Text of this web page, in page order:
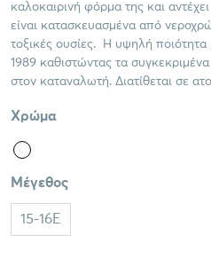
καλοκαιρινή φόρμα της και
είναι κατασκευασμένα από
τοξικές ουσίες. Η υψηλή ποιότητα
1989 καθιστώντας τα
στον καταναλωτή. Διατίθεται σε
Χρώμα
Μέγεθος
15-16E